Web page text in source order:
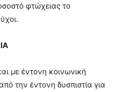
φτώχειας το
με έντονη κοινωνική
την έντονη δυσπιστία για